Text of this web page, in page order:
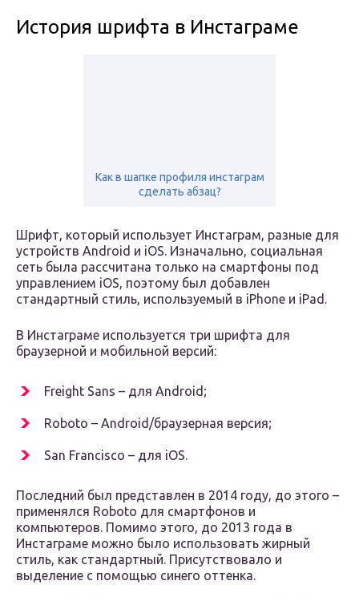
История шрифта в Инстаграме
Как в шапке профиля инстаграм
сделать абзац?
Шрифт, который использует Инстаграм, разные для
устройств Android и iOS. Изначально, социальная
сеть была рассчитана только на смартфоны под
управлением iOS, поэтому был добавлен
стандартный стиль, используемый в iPhone и iPad.
В Инстаграме используется три шрифта для
браузерной и мобильной версий:
Freight Sans – для Android;
Roboto – Android/браузерная версия;
San Francisco – для iOS.
Последний был представлен в 2014 году, до этого –
применялся Roboto для смартфонов и
компьютеров. Помимо этого, до 2013 года в
Инстаграме можно было использовать жирный
стиль, как стандартный. Присутствовало и
выделение с помощью синего оттенка.